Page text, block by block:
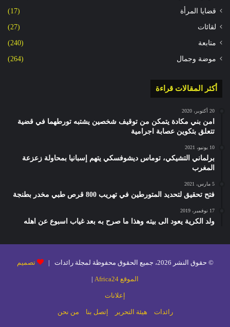
قضايا المرأة (17)
لقائات (27)
متابعة (240)
موضة وجمال (264)
أكثر المقالات قراءة
20 أكتوبر، 2020
امن بني مكادة يتمكن من توقيف شخصين يشتبه تورطهما في قضية
تتعلق بتكوين عصابة اجرامية
10 يونيو، 2021
برلماني التشيكي، توماس ديشوفسكي يتهم إسبانيا بمحاولة زعزعة
المغرب
5 مارس، 2021
فتح تحقيق لتحديد المتورطين في تهريب 800 قرص طبي مخدر بطنجة
17 نوفمبر، 2019
ولد الكرية يعود الى بيته وهذا ما صرح به بعد غياب اسبوع عن اهله
© حقوق النشر 2026، جميع الحقوق محفوظة لمجلة رائدات | تصميم
الموقع Africa24 |
إعلانات
رائدات هيئة التحرير إتصل بنا من نحن